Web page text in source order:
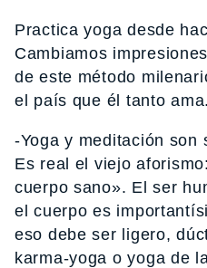
Practica yoga desde
Cambiamos
de este método
el país que él tanto
-Yoga y meditación son
Es real el viejo
cuerpo sano». El ser
el cuerpo es
eso debe ser ligero,
karma-yoga o yoga de